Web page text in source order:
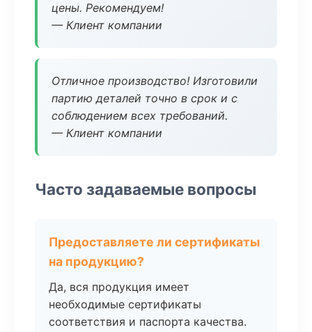
цены. Рекомендуем!
— Клиент компании
Отличное производство! Изготовили
партию деталей точно в срок и с
соблюдением всех требований.
— Клиент компании
Часто задаваемые вопросы
Предоставляете ли сертификаты
на продукцию?
Да, вся продукция имеет
необходимые сертификаты
соответствия и паспорта качества.